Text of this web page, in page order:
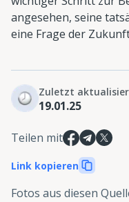
angesehen, seine
eine Frage der
Zuletzt
19.01.25
Teilen mit
Link kopieren
Fotos aus diesen